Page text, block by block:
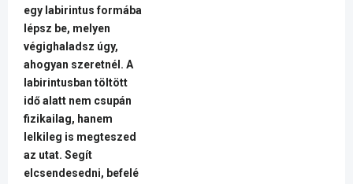
egy labirintus formába
lépsz be, melyen
végighaladsz úgy,
ahogyan szeretnél. A
labirintusban töltött
idő alatt nem csupán
fizikailag, hanem
lelkileg is megteszed
az utat. Segít
elcsendesedni, befelé